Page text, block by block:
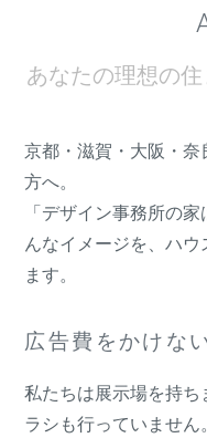
あなたの理想の住
京都・滋賀・大阪・
方へ。
「デザイン事務所の
んなイメージを、ハ
ます。
広告費をかけな
私たちは展示場を持ち
ラシも行っていませ